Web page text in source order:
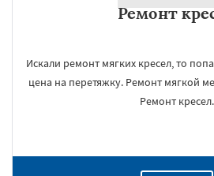
Ремонт
Искали ремонт мягких кресел, то
цена на перетяжку. Ремонт мягкой
Ремонт кресел.